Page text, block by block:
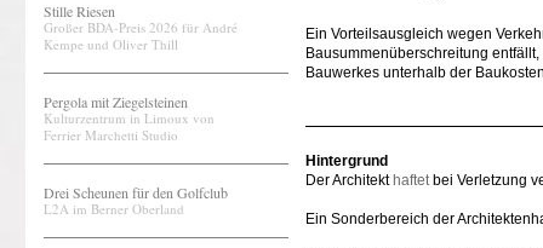
Stille Riesen
Großer BDA-Preis 2026 für André
Kempe und Oliver Thill
Pergola mit Ziegelsteinen
Kulturzentrum in Limoux von
Ferrier Marchetti Studio
Drei Scheunen für den Golfclub
L2A im Berner Oberland
Ein Vorteilsausgleich wegen
Bausummenüberschreitung
Bauwerkes unterhalb der
Hintergrund
Der Architekt haftetbei Verletzung
Ein Sonderbereich der